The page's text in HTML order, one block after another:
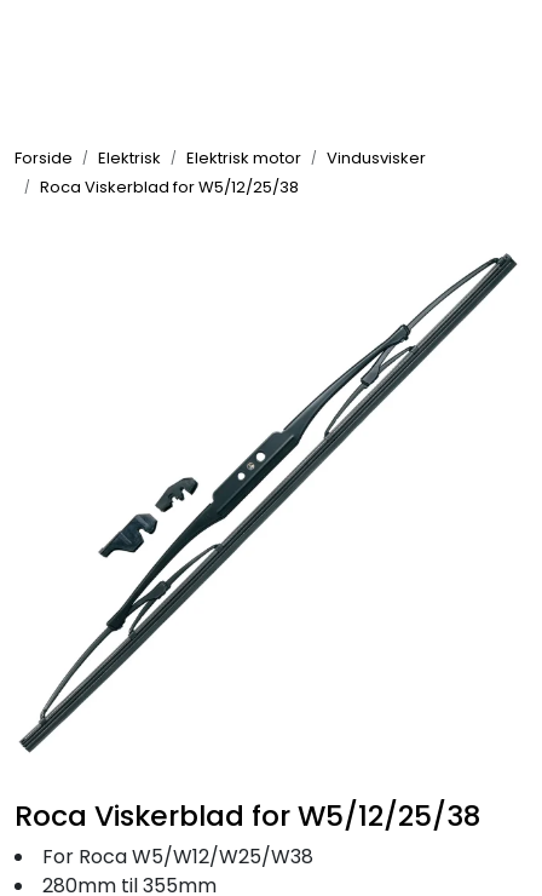
Forside Elektrisk Elektrisk motor
Vindusvisker
Roca Viskerblad for W5/12/25/38
Roca Viskerblad for W5/12/25/38
For Roca W5/W12/W25/W38
280mm til 355mm
Elektrisk
Motor/Styring
Fortøyning
Fritid/Sikkerhet
Båtpleie/Opplag